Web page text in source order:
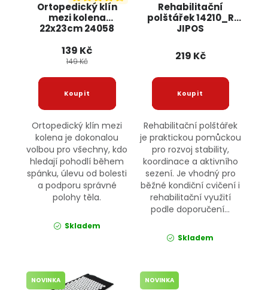
Ortopedický klín
mezi kolena
22x23cm 24058
139 Kč
149 Kč
Ortopedický klín mezi
kolena je dokonalou
volbou pro všechny, kdo
hledají pohodlí během
spánku, úlevu od bolesti
a podporu správné
polohy těla.
Skladem
Rehabilitační
polštářek 14210_R
JIPOS
219 Kč
Rehabilitační polštářek
je praktickou pomůckou
pro rozvoj stability,
koordinace a aktivního
sezení. Je vhodný pro
běžné kondiční cvičení i
rehabilitační využití
podle doporučení...
Skladem
NOVINKA NOVINKA